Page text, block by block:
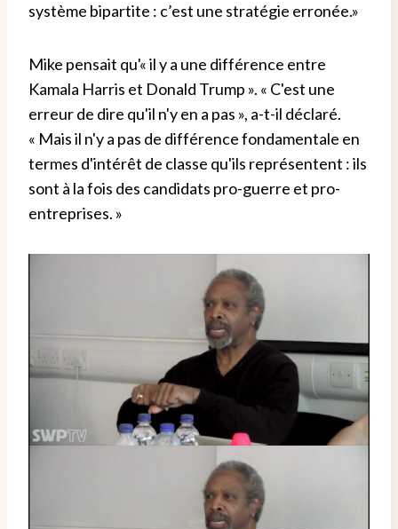
système bipartite : c’est une stratégie erronée.»
Mike pensait qu'« il y a une différence entre
Kamala Harris et Donald Trump ». « C'est une
erreur de dire qu'il n'y en a pas », a-t-il déclaré.
« Mais il n'y a pas de différence fondamentale en
termes d'intérêt de classe qu'ils représentent : ils
sont à la fois des candidats pro-guerre et pro-
entreprises. »